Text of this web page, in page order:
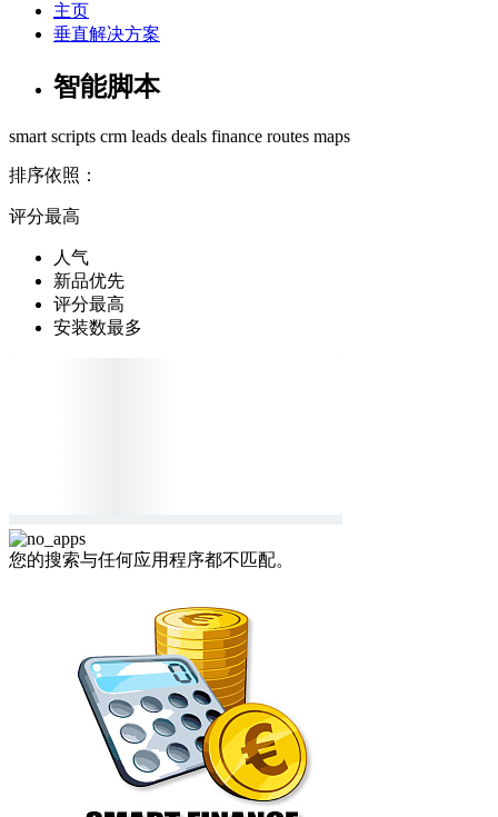
主页
垂直解决方案
智能脚本
smart scripts crm leads deals finance routes maps
排序依照：
评分最高
人气
新品优先
评分最高
安装数最多
您的搜索与任何应用程序都不匹配。